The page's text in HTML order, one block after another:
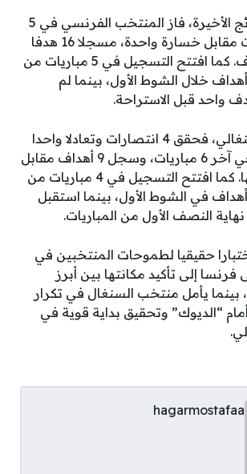
وعلى صعيد النتائج الأخيرة، فاز المنتخب الفرنسي في 5
من آخر 6 مباريات مقابل خسارة واحدة، مسجلا 16 هدفا
ومستقبلا 6 أهداف. كما افتتح التسجيل في 5 مباريات من
أصل 6، وأحرز 8 أهداف خلال الشوط الأول، بينما لم
واحد قبل الاستراحة.
أما المنتخب السنغالي، فحقق 4 انتصارات وتعادلا واحدا
وخسارة واحدة في آخر 6 مباريات، وسجل 9 أهداف مقابل
4 أهداف استقبلها. كما افتتح التسجيل في 4 مباريات من
أصل 6، وأحرز 4 أهداف في الشوط الأول، بينما استقبل
النصف الأول من المباريات.
حقيقيا لطموحات المنتخبين في
فرنسا إلى تأكيد مكانتها بين أبرز
يأمل منتخب السنغال في تكرار
“الديوك” وتحقيق بداية قوية في
hagarmostafaa